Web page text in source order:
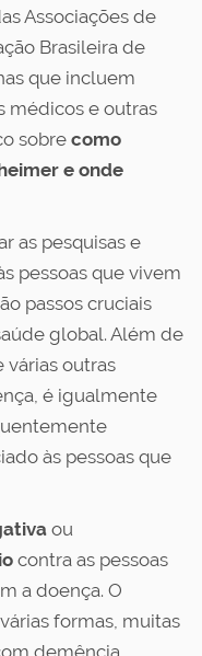
Associações de
Brasileira de
que incluem
médicos e outras
sobrecomo
e onde
as pesquisas e
pessoas que vivem
passos cruciais
global. Além de
várias outras
é igualmente
às pessoas que
ou
contra as pessoas
a doença. O
formas, muitas
demência